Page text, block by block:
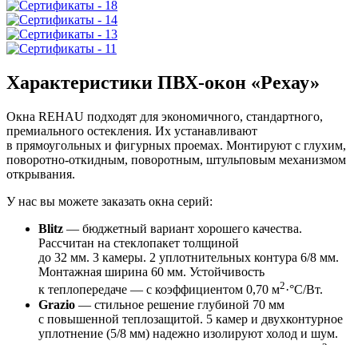
Характеристики ПВХ-окон «Рехау»
Окна REHAU подходят для экономичного, стандартного,
премиального остекления. Их устанавливают
в прямоугольных и фигурных проемах. Монтируют с глухим,
поворотно-откидным, поворотным, штульповым механизмом
открывания.
У нас вы можете заказать окна серий:
Blitz — бюджетный вариант хорошего качества.
Рассчитан на стеклопакет толщиной
до 32 мм. 3 камеры. 2 уплотнительных контура 6/8 мм.
Монтажная ширина 60 мм. Устойчивость
к теплопередаче — с коэффициентом 0,70 м2·°С/Вт.
Grazio — стильное решение глубиной 70 мм
с повышенной теплозащитой. 5 камер и двухконтурное
уплотнение (5/8 мм) надежно изолируют холод и шум.